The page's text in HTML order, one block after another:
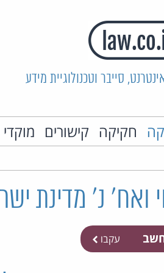
סייבר וטכנולוגיית מידע
חקיקה קישורים
עקבו